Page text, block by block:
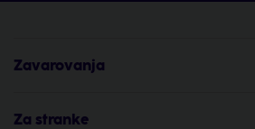
Zavarovanja
Za stranke